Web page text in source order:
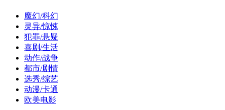
魔幻/科幻
灵异/惊悚
犯罪/悬疑
喜剧/生活
动作/战争
都市/剧情
选秀/综艺
动漫/卡通
欧美电影